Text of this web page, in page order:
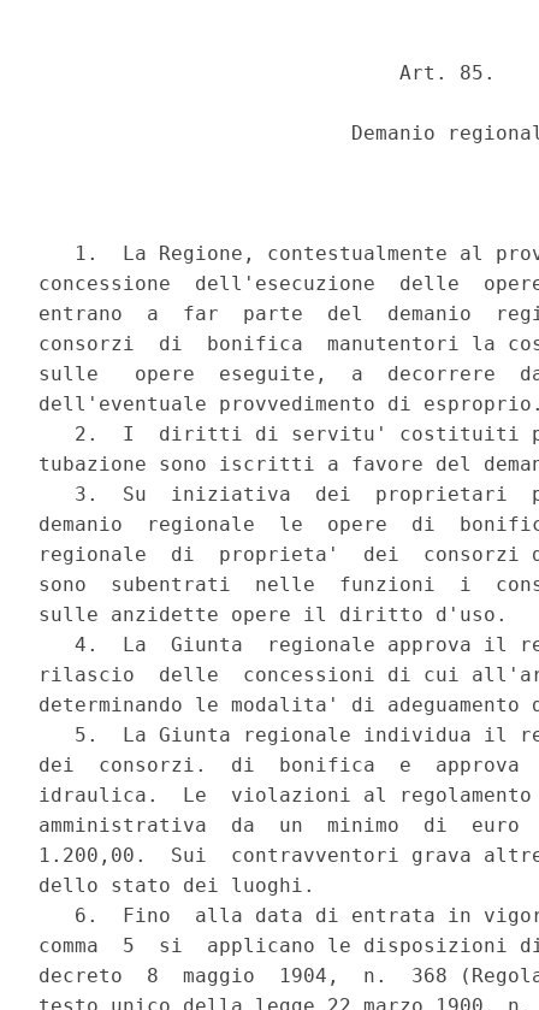
                              Art. 85.
Demanio
1.  La Regione, contestualmente al
concessione  dell'esecuzione  delle
entrano  a  far  parte  del  demanio
consorzi  di  bonifica  manutentori la
sulle   opere  eseguite,  a  decorrere
dell'eventuale provvedimento di
2.  I  diritti di servitu' costituiti
tubazione sono iscritti a favore del
3.  Su  iniziativa  dei  proprietari
demanio  regionale  le  opere  di
regionale  di  proprieta'  dei
sono  subentrati  nelle  funzioni  i
sulle anzidette opere il diritto d'uso.
4.  La  Giunta  regionale approva il
rilascio  delle  concessioni di cui
determinando le modalita' di
5.  La Giunta regionale individua il
dei  consorzi.  di  bonifica  e
idraulica.  Le  violazioni al regolamento
amministrativa  da  un  minimo  di  euro
1.200,00.  Sui  contravventori grava
dello stato dei luoghi.
6.  Fino  alla data di entrata in
comma  5  si  applicano le
decreto  8  maggio  1904,  n.  368